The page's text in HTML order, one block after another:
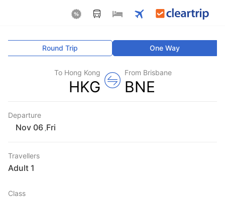
One Way
Round Trip
From Brisbane
BNE
To Hong Kong
HKG
Departure
Fri
Travellers
1 Adult
Class